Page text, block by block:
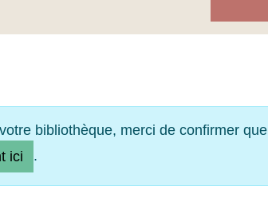
bibliothèque, merci de confirmer que
ici .